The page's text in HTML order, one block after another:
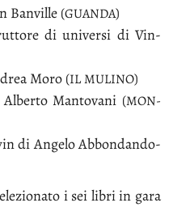
Ban­vil­le (GUAN­DA)
di uni­ver­si di Vin­
Mo­ro (ILMU­LI­NO)
Man­to­va­ni (MON­
di An­ge­lo Ab­bon­dan­do­
i sei li­bri in ga­ra